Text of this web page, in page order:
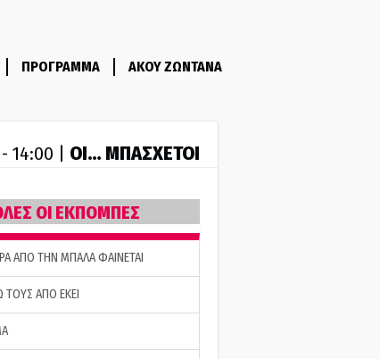
ΠΡΟΓΡΑΜΜΑ ΑΚΟΥ ΖΩΝΤΑΝΑ
14:00 | ΟΙ… ΜΠΑΣΧΕΤΟΙ
ΟΙ ΕΚΠΟΜΠΕΣ
ΑΠΟ ΤΗΝ ΜΠΑΛΑ ΦΑΙΝΕΤΑΙ
ΤΟΥΣ ΑΠΟ ΕΚΕΙ